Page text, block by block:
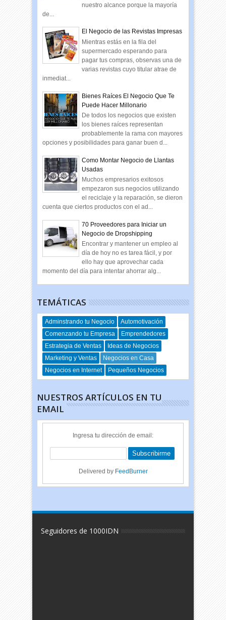
nuestro alcance porque la mayoría
de...
El Negocio de las Revistas Impresas
Mientras estás en la fila del
supermercado esperando para
pagar tus compras, observas una de
varias revistas cuyo titular atrae de
inmediat...
Bienes Raíces El Negocio Que Te
Puede Hacer Millonario
De todos los negocios que existen
los bienes raíces representan
probablemente la rama con mayores
opciones y posibilidades para ganar buen d...
Como Montar Negocio de Llantas
Usadas
Muchos empresarios exitosos
empezaron sus negocios utilizando
el reciclaje y la reparación, se dieron
cuenta que ciertos productos con el ad...
70 Proveedores para Iniciar un
Negocio de Dropshipping
Encontrar y mantener un empleo al
día de hoy no es tarea fácil, y por
ello hay que aprovechar cada
momento del día para intentar ahorrar alg...
TEMÁTICAS
Adminstrando tu Negocio
Automotivación
Comenzando tu Empresa
Emprendedores
Estrategia de Ventas
Ideas de Negocios
Marketing y Ventas
Negocios en Casa
Negocios en Internet
Pequeños Negocios
NUESTROS ARTÍCULOS EN TU
EMAIL
Ingresa tu dirección de email:
Delivered by FeedBurner
Seguidores de 1000IDN